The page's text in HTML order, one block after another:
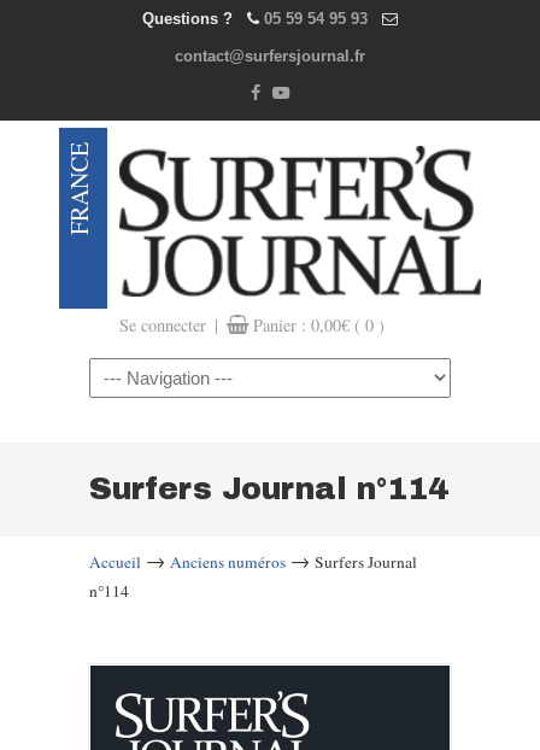
Questions ? 05 59 54 95 93
contact@surfersjournal.fr
Se connecter | Panier : 0,00€ ( 0 )
Navigation
Surfers Journal n°114
Accueil → Anciens numéros → Surfers Journal
n°114